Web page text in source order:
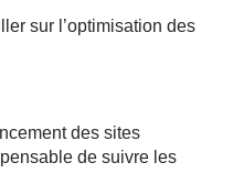
sur l’optimisation des
des sites
de suivre les